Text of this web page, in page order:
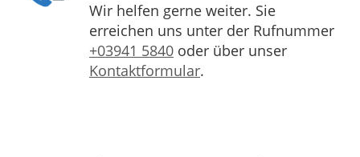
Wir helfen gerne weiter. Sie
erreichen uns unter der Rufnummer
+03941 5840 oder über unser
Kontaktformular.